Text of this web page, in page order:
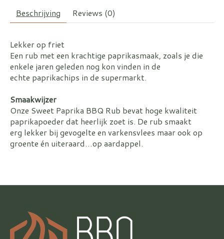
Beschrijving Reviews (0)
Lekker op friet
Een rub met een krachtige paprikasmaak, zoals je die
enkele jaren geleden nog kon vinden in de
echte paprikachips in de supermarkt.
Smaakwijzer
Onze Sweet Paprika BBQ Rub bevat hoge kwaliteit
paprikapoeder dat heerlijk zoet is. De rub smaakt
erg lekker bij gevogelte en varkensvlees maar ook op
groente én uiteraard…op aardappel.